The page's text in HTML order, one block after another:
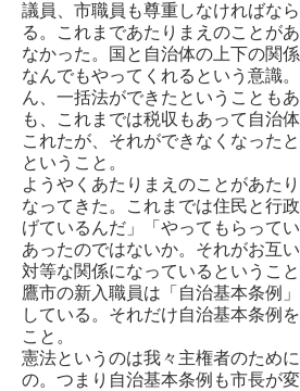
議員、市職員も尊重しなければな
る。これまであたりまえのことが
なかった。国と自治体の上下の関
なんでもやってくれるという意識
ん、一括法ができたということも
も、これまでは税収もあって自治
これたが、それができなくなった
ということ。
ようやくあたりまえのことがあた
なってきた。これまでは住民と行
げているんだ」「やってもらって
あったのではないか。それがお互
対等な関係になっているというこ
鷹市の新入職員は「自治基本条例
している。それだけ自治基本条例
こと。
憲法というのは我々主権者のため
の。つまり自治基本条例も市長が